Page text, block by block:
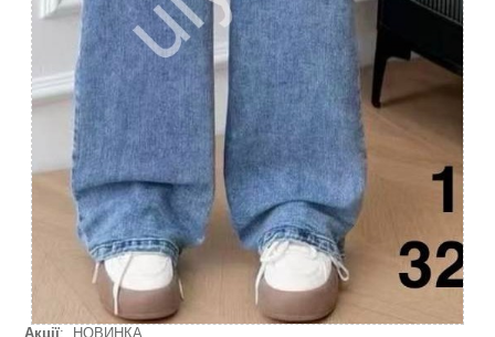
Акції: НОВИНКА